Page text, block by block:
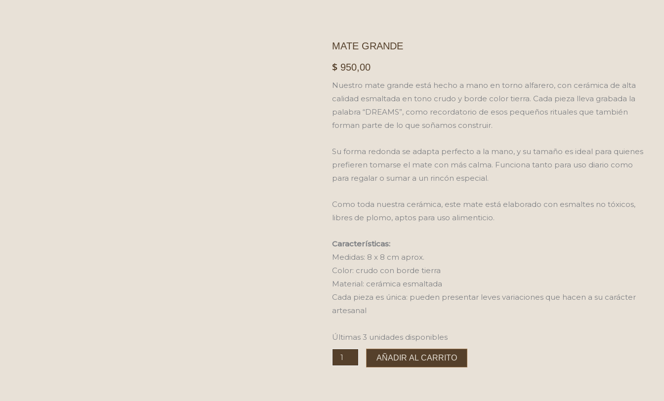
MATE GRANDE
$950,00
Nuestro mate grande está hecho a mano en torno alfarero, con cerámica de alta
calidad esmaltada en tono crudo y borde color tierra. Cada pieza lleva grabada la
palabra “DREAMS”, como recordatorio de esos pequeños rituales que también
forman parte de lo que soñamos construir.
Su forma redonda se adapta perfecto a la mano, y su tamaño es ideal para quienes
prefieren tomarse el mate con más calma. Funciona tanto para uso diario como
para regalar o sumar a un rincón especial.
Como toda nuestra cerámica, este mate está elaborado con esmaltes no tóxicos,
libres de plomo, aptos para uso alimenticio.
Características:
Medidas: 8 x 8 cm aprox.
Color: crudo con borde tierra
Material: cerámica esmaltada
Cada pieza es única: pueden presentar leves variaciones que hacen a su carácter
artesanal
Últimas 3 unidades disponibles
Mate
grande
AÑADIR AL CARRITO